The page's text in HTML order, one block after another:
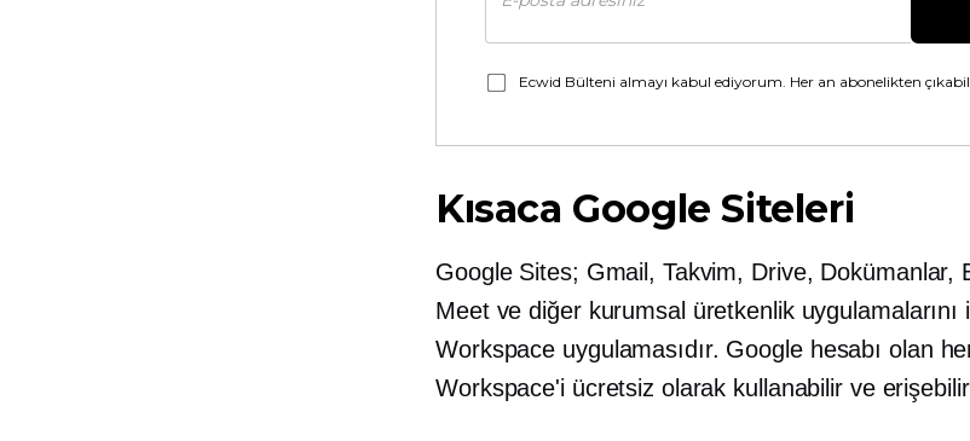
Ecwid Bülteni almayı kabul ediyorum. Her an abonelikten
Kısaca Google Siteleri
Google Sites; Gmail, Takvim, Drive, Dokümanlar,
Meet ve diğer kurumsal üretkenlik
Workspace uygulamasıdır. Google hesabı olan
Workspace'i ücretsiz olarak kullanabilir ve